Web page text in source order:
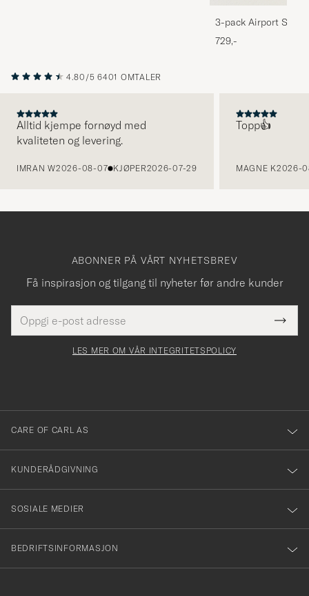
3-pack Airport
Melange
729,-
4.80/5 6401 OMTALER
Alltid kjempe fornøyd med
kvaliteten og levering.
IMRAN W2026-08-07 KJØPER2026-07-29
Topp👍
MAGNE K2026-
ABONNER PÅ VÅRT NYHETSBREV
Få inspirasjon og tilgang til nyheter før andre kunder
postadresse
felt
Tack
för
dig
till
vårt
nyhetsbrev!
LES MER OM VÅR INTEGRITETSPOLICY
CARE OF CARL AS
KUNDERÅDGIVNING
SOSIALE MEDIER
BEDRIFTSINFORMASJON